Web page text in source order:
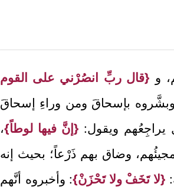
و {قال ربِّ انصُرْني على القوم
وبشَّروه بإسحاقَ ومن وراءِ إسحاقَ
يراجِعُهم ويقول: {إنَّ فيها لوطاً}،
وضاق بهم ذَرْعاً؛ بحيث إنه
{لا تَخَفْ ولا تَحْزَنْ}: وأخبروه أنَّهم